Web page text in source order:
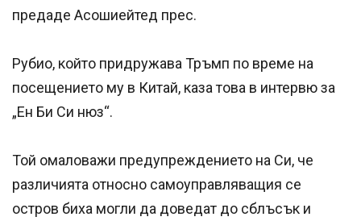
предаде Асошиейтед прес.
Рубио, който придружава Тръмп по време на
посещението му в Китай, каза това в интервю за
„Ен Би Си нюз“.
Той омаловажи предупреждението на Си, че
различията относно самоуправляващия се
остров биха могли да доведат до сблъсък и